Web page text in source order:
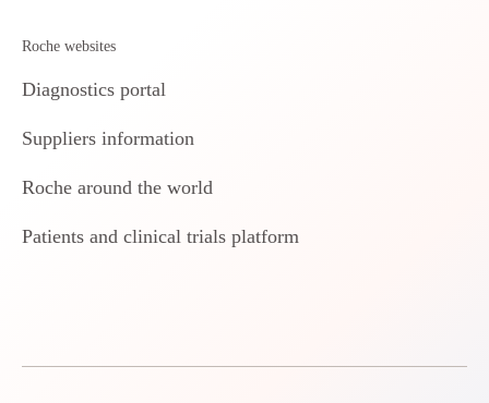
Roche websites
Diagnostics portal
Suppliers information
Roche around the world
Patients and clinical trials platform